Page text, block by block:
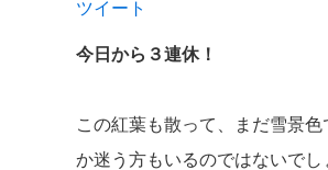
ツイート
今日から３連休！
この紅葉も散って、まだ雪景
か迷う方もいるのではないでし